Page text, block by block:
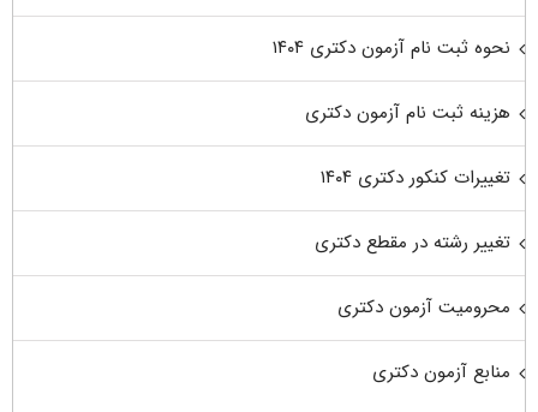
نحوه ثبت نام آزمون دکتری ۱۴۰۴
هزینه ثبت نام آزمون دکتری
تغییرات کنکور دکتری ۱۴۰۴
تغییر رشته در مقطع دکتری
محرومیت آزمون دکتری
منابع آزمون دکتری